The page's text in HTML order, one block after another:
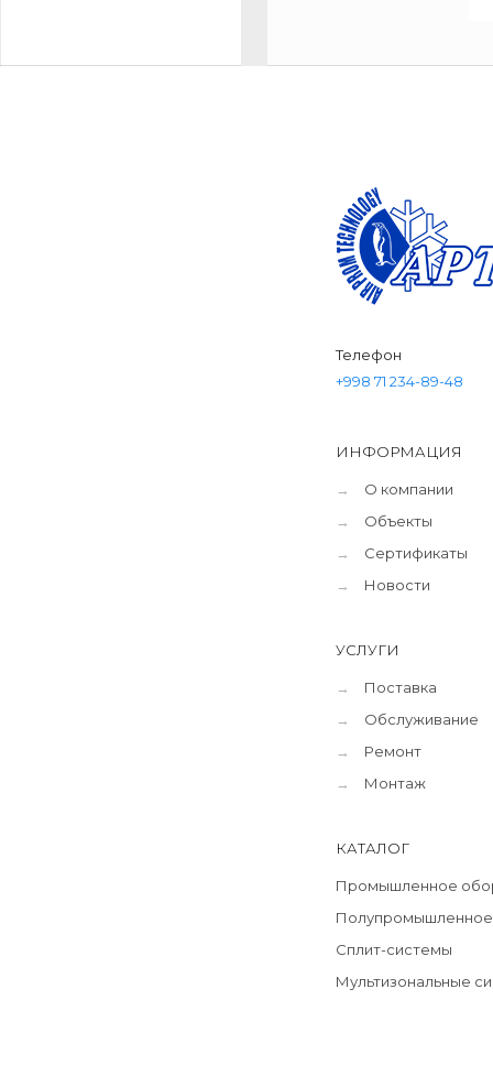
Телефон
+998 71 234-89-48
ИНФОРМАЦИЯ
→
О компании
→
Объекты
→
Сертификаты
→
Новости
УСЛУГИ
→
Поставка
→
Обслуживание
→
Ремонт
→
Монтаж
КАТАЛОГ
Промышленное
Сплит-системы
Мультизональные